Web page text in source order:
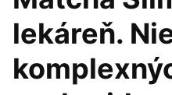
lekáreň.